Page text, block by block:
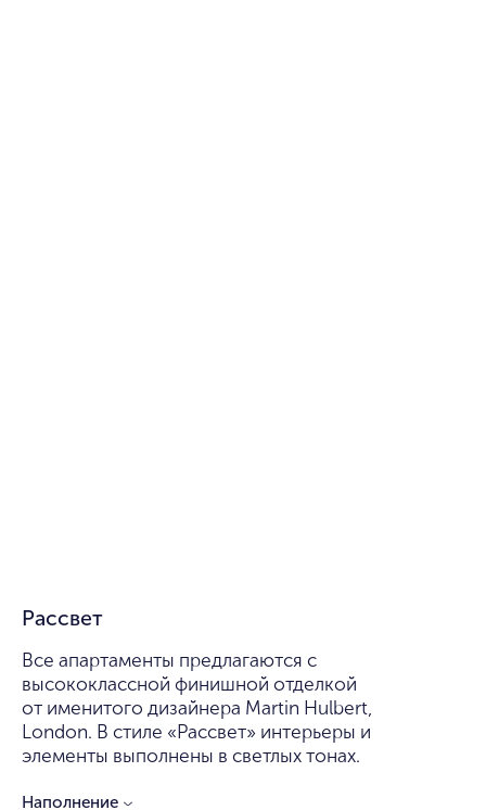
Рассвет
Все апартаменты предлагаются с
высококлассной финишной отделкой
от именитого дизайнера Martin Hulbert,
London. В стиле «Рассвет» интерьеры и
элементы выполнены в светлых тонах.
Наполнение